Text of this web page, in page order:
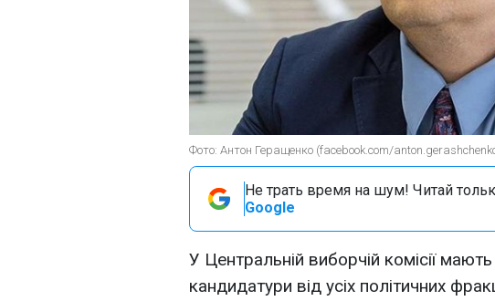
Фото: Антон Геращенко (facebook.com/
Не трать время на шум! Читай
Google
У Центральній виборчій комісії
кандидатури від усіх політичних